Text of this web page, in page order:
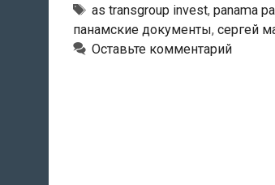
выявил
возможное
участие
Тэги
as transgroup invest, panama
панамские документы, сергей
Оставьте комментарий